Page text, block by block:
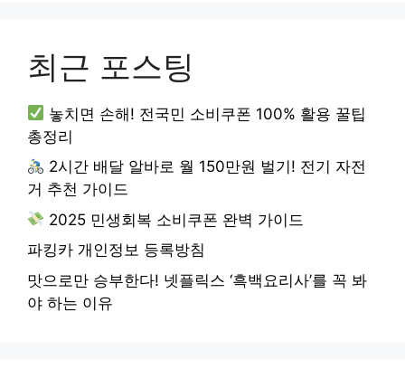
최근 포스팅
놓치면 손해! 전국민 소비쿠폰 100% 활용 꿀팁
총정리
2시간 배달 알바로 월 150만원 벌기! 전기 자전
거 추천 가이드
2025 민생회복 소비쿠폰 완벽 가이드
파킹카 개인정보 등록방침
맛으로만 승부한다! 넷플릭스 ‘흑백요리사’를 꼭 봐
야 하는 이유